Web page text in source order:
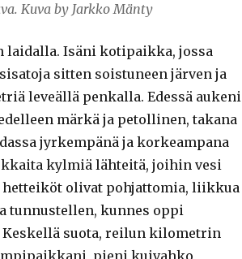
Kuva by Jarkko Mänty
laidalla. Isäni kotipaikka, jossa
sitten soistuneen järven ja
leveällä penkalla. Edessä aukeni
märkä ja petollinen, takana
jyrkempänä ja korkeampana
kylmiä lähteitä, joihin vesi
hetteiköt olivat pohjattomia, liikkua
tunnustellen, kunnes oppi
suota, reilun kilometrin